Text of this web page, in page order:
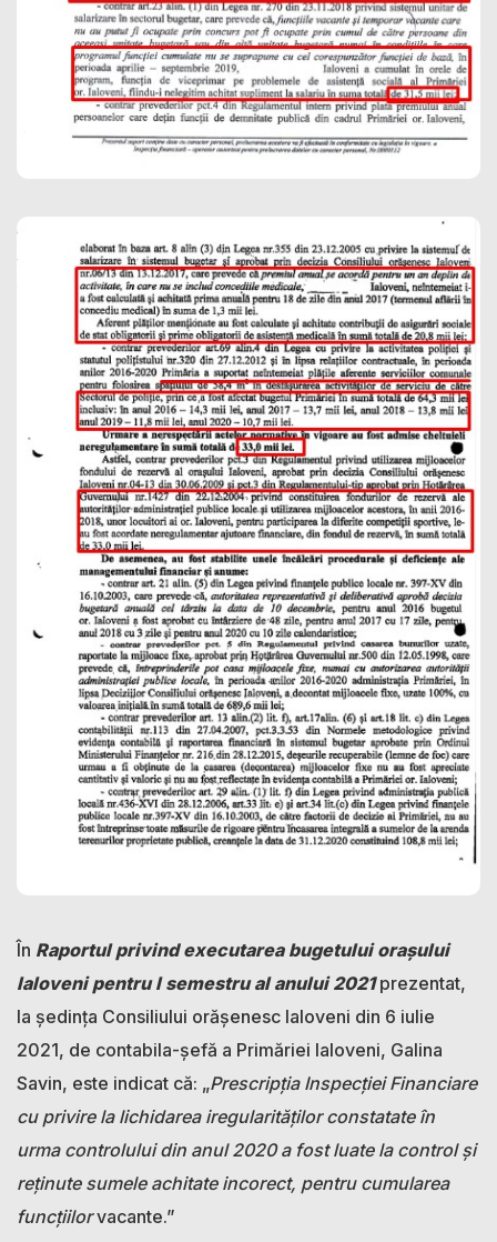
În Raportul privind executarea bugetului orașului
Ialoveni pentru I semestru al anului 2021prezentat,
la ședința Consiliului orășenesc Ialoveni din 6 iulie
2021, de contabila-șefă a Primăriei Ialoveni, Galina
Savin, este indicat că: „Prescripția Inspecției Financiare
cu privire la lichidarea iregularităților constatate în
urma controlului din anul 2020 a fost luate la control și
reținute sumele achitate incorect, pentru cumularea
funcțiilorvacante.”